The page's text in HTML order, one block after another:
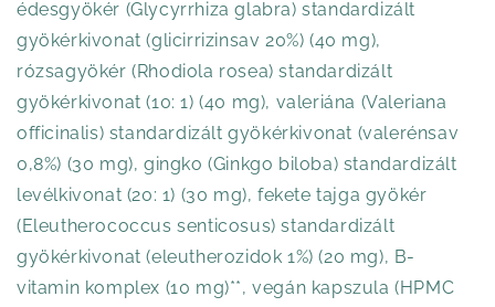
édesgyökér (Glycyrrhiza glabra) standardizált
gyökérkivonat (glicirrizinsav 20%) (40 mg),
rózsagyökér (Rhodiola rosea) standardizált
gyökérkivonat (10: 1) (40 mg), valeriána (Valeriana
officinalis) standardizált gyökérkivonat (valerénsav
0,8%) (30 mg), gingko (Ginkgo biloba) standardizált
levélkivonat (20: 1) (30 mg), fekete tajga gyökér
(Eleutherococcus senticosus) standardizált
gyökérkivonat (eleutherozidok 1%) (20 mg), B-
vitamin komplex (10 mg)**, vegán kapszula (HPMC